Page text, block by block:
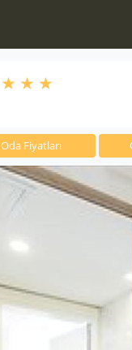
Oda Fiyatları